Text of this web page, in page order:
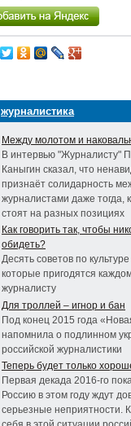
журналистика
Между молотом и
В интервью "Журналисту"
Каныгин сказал, что
признаёт солидарность
журналистами даже тогда,
стоят на разных позициях
Как говорить так, чтобы
обидеть?
Десять советов по
которые пригодятся
журналисту
Для троллей – игнор и бан
Под конец 2015 года
напомнила о подлинном
российской журналистики
Теперь будет только
Первая декада 2016-го
Россию в этом году ждут
серьезные неприятности.